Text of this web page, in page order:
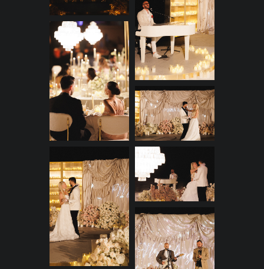
заменили экран проектора,
ожили красивые кадры про
Диану и Файзала. Гитарист и
талантливый поющий пианист
создавали гармоничные
музыкальные переходы между
тостами и беседами.
Кульминацией вечера стал
нестандартный, эффектный
торт — настоящая сладкая
скульптура, ставшая поводом
для новой фотосессии. А затем
праздник, словно подхваченный
ночным бризом, переместился в